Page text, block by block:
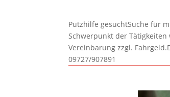
Putzhilfe gesuchtSuche für
Schwerpunkt der
Vereinbarung zzgl.
09727/907891